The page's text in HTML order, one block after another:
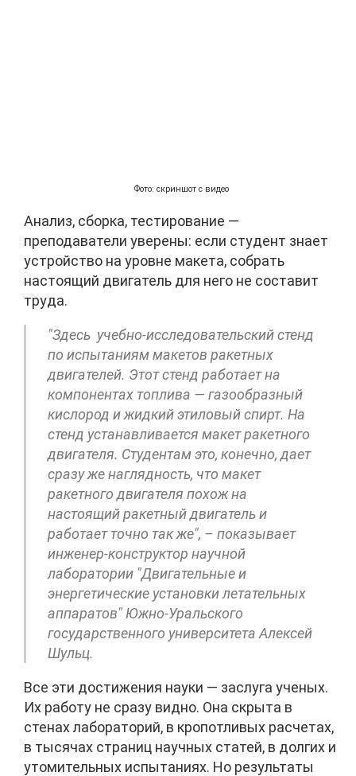
Фото: скриншот с видео
Анализ, сборка, тестирование —
преподаватели уверены: если студент знает
устройство на уровне макета, собрать
настоящий двигатель для него не составит
труда.
"Здесь учебно-исследовательский стенд
по испытаниям макетов ракетных
двигателей. Этот стенд работает на
компонентах топлива — газообразный
кислород и жидкий этиловый спирт. На
стенд устанавливается макет ракетного
двигателя. Студентам это, конечно, дает
сразу же наглядность, что макет
ракетного двигателя похож на
настоящий ракетный двигатель и
работает точно так же", – показывает
инженер-конструктор научной
лаборатории "Двигательные и
энергетические установки летательных
аппаратов" Южно-Уральского
государственного университета Алексей
Шульц.
Все эти достижения науки — заслуга ученых.
Их работу не сразу видно. Она скрыта в
стенах лабораторий, в кропотливых расчетах,
в тысячах страниц научных статей, в долгих и
утомительных испытаниях. Но результаты